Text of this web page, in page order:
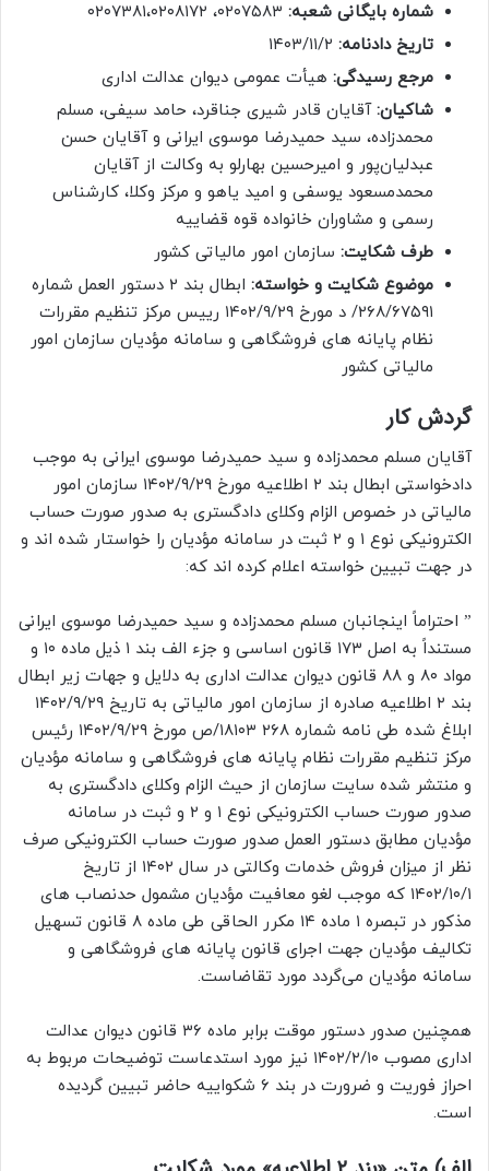
شماره بایگانی شعبه: ۰۲۰۷۵۸۳، ۰۲۰۷۳۸۱،۰۲۰۸۱۷۲
تاریخ دادنامه: ۱۴۰۳/۱۱/۲
مرجع رسیدگی: هیأت عمومی دیوان عدالت اداری
شاکیان:آقایان قادر شیری جناقرد، حامد سیفی، مسلم
محمدزاده، سید حمیدرضا موسوی ایرانی و آقایان حسن
عبدلیان‌پور و امیرحسین بهارلو به وکالت از آقایان
محمدمسعود یوسفی و امید یاهو و مرکز وکلا، کارشناس
رسمی و مشاوران خانواده قوه قضاییه
طرف شکایت: سازمان امور مالیاتی کشور
موضوع شکایت و خواسته:
ابطال بند ۲ دستور العمل شماره
۲۶۸/۶۷۵۹۱/ د مورخ ۱۴۰۲/۹/۲۹ رییس مرکز تنظیم مقررات
نظام پایانه های فروشگاهی و سامانه مؤدیان سازمان امور
مالیاتی کشور
گردش کار
آقایان مسلم محمدزاده و سید حمیدرضا موسوی ایرانی به موجب
دادخواستی ابطال بند ۲ اطلاعیه مورخ ۱۴۰۲/۹/۲۹ سازمان امور
مالیاتی در خصوص الزام وکلای دادگستری به صدور صورت حساب
الکترونیکی نوع ۱ و ۲ ثبت در سامانه مؤدیان را خواستار شده اند و
در جهت تبیین خواسته اعلام کرده اند که:
” احتراماً اینجانبان مسلم محمدزاده و سید حمیدرضا موسوی ایرانی
مستنداً به اصل ۱۷۳ قانون اساسی و جزء الف بند ۱ ذیل ماده ۱۰ و
مواد ۸۰ و ۸۸ قانون دیوان عدالت اداری به دلایل و جهات زیر ابطال
بند ۲ اطلاعیه صادره از سازمان امور مالیاتی به تاریخ ۱۴۰۲/۹/۲۹
ابلاغ شده طی نامه شماره ۲۶۸ ۱۸۱۰۳/ص مورخ ۱۴۰۲/۹/۲۹ رئیس
مرکز تنظیم مقررات نظام پایانه های فروشگاهی و سامانه مؤدیان
و منتشر شده سایت سازمان از حیث الزام وکلای دادگستری به
صدور صورت حساب الکترونیکی نوع ۱ و ۲ و ثبت در سامانه
مؤدیان مطابق دستور العمل صدور صورت حساب الکترونیکی صرف
نظر از میزان فروش خدمات وکالتی در سال ۱۴۰۲ از تاریخ
۱۴۰۲/۱۰/۱ که موجب لغو معافیت مؤدیان مشمول حدنصاب های
مذکور در تبصره ۱ ماده ۱۴ مکرر الحاقی طی ماده ۸ قانون تسهیل
تکالیف مؤدیان جهت اجرای قانون پایانه های فروشگاهی و
سامانه مؤدیان می‌گردد مورد تقاضاست.
همچنین صدور دستور موقت برابر ماده ۳۶ قانون دیوان عدالت
اداری مصوب ۱۴۰۲/۲/۱۰ نیز مورد استدعاست توضیحات مربوط به
احراز فوریت و ضرورت در بند ۶ شکواییه حاضر تبیین گردیده
است.